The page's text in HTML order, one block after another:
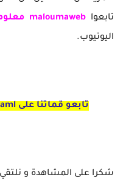
تابعوا maloumaweb
اليوتيوب.
تابعو قماتنا على Telegraml للمزيد من العروض
شكرا على المشاهدة و